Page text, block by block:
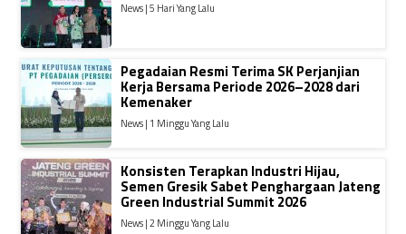
News | 5 Hari Yang Lalu
Pegadaian Resmi Terima SK Perjanjian
Kerja Bersama Periode 2026–2028 dari
Kemenaker
News | 1 Minggu Yang Lalu
Konsisten Terapkan Industri Hijau,
Semen Gresik Sabet Penghargaan Jateng
Green Industrial Summit 2026
News | 2 Minggu Yang Lalu